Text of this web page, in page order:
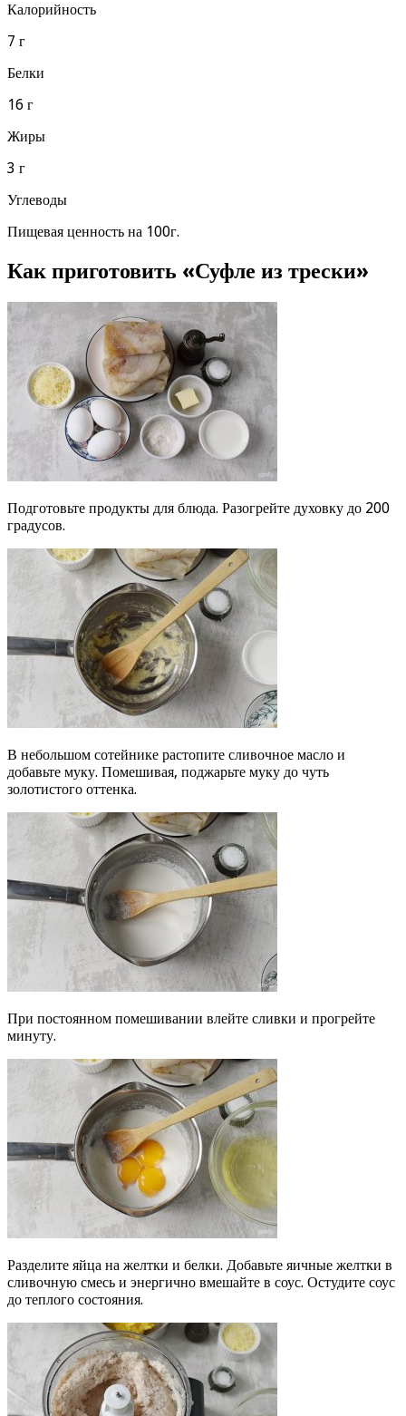
Калорийность
7 г
Белки
16 г
Жиры
3 г
Углеводы
Пищевая ценность на 100г.
Как приготовить «Суфле из трески»
Подготовьте продукты для блюда. Разогрейте духовку до 200
градусов.
В небольшом сотейнике растопите сливочное масло и
добавьте муку. Помешивая, поджарьте муку до чуть
золотистого оттенка.
При постоянном помешивании влейте сливки и прогрейте
минуту.
Разделите яйца на желтки и белки. Добавьте яичные желтки в
сливочную смесь и энергично вмешайте в соус. Остудите соус
до теплого состояния.